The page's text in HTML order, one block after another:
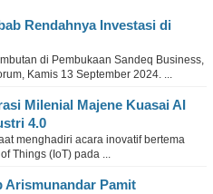
Rendahnya Investasi di
di Pembukaan Sandeq Business,
Kamis 13 September 2024. ...
Milenial Majene Kuasai AI
4.0
menghadiri acara inovatif bertema
Things (IoT) pada ...
Arismunandar Pamit